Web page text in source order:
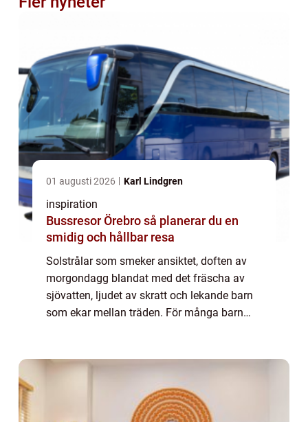
01 augusti 2026 Karl Lindgren
inspiration
Bussresor Örebro så planerar du en
smidig och hållbar resa
Solstrålar som smeker ansiktet, doften av
morgondagg blandat med det fräscha av
sjövatten, ljudet av skratt och lekande barn
som ekar mellan träden. För många barn